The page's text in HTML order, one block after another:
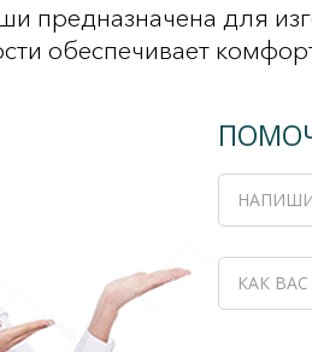
предназначена для
обеспечивает